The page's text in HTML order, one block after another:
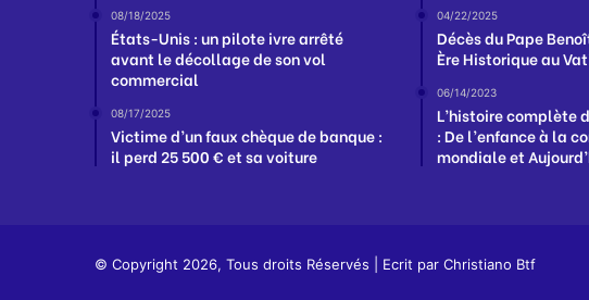
08/18/2025
États-Unis : un pilote ivre arrêté
avant le décollage de son vol
commercial
08/17/2025
Victime d’un faux chèque de banque :
il perd 25 500 € et sa voiture
04/22/2025
Décès du Pape
Ère Historique au
06/14/2023
L’histoire complète
: De l’enfance à la
mondiale et
© Copyright 2026, Tous droits Réservés | Ecrit par Christiano Btf